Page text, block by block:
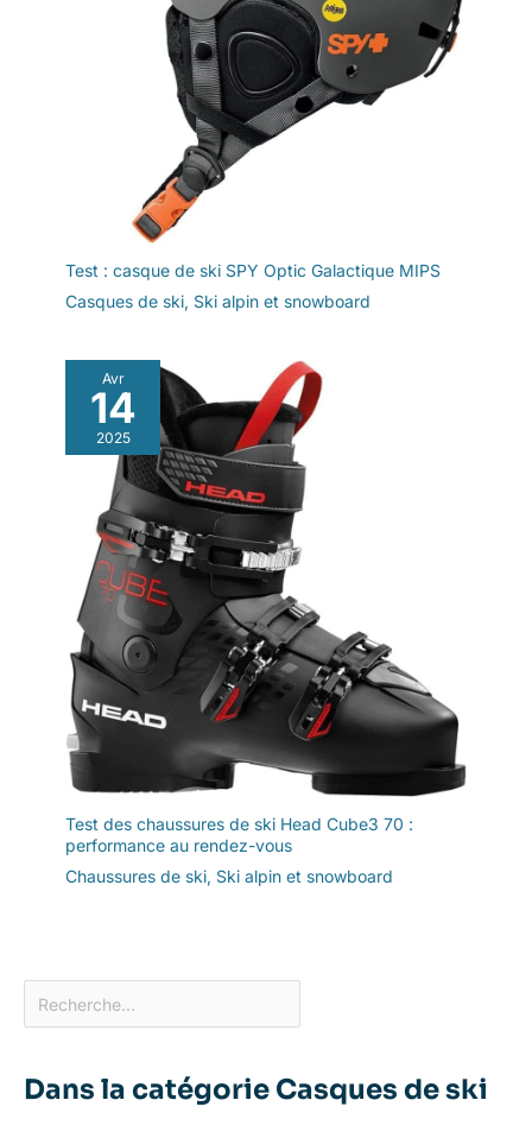
Test : casque de ski SPY Optic Galactique MIPS
Casques de ski, Ski alpin et snowboard
Avr
14
2025
Test des chaussures de ski Head Cube3 70 :
performance au rendez-vous
Chaussures de ski, Ski alpin et snowboard
Dans la catégorie Casques de ski